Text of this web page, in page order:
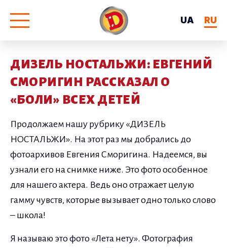
UA
RU
ДИЗЕЛЬ НОСТАЛЬЖИ: ЕВГЕНИЙ
СМОРИГИН РАССКАЗАЛ О
«БОЛИ» ВСЕХ ДЕТЕЙ
Продолжаем нашу рубрику «ДИЗЕЛЬ
НОСТАЛЬЖИ». На этот раз мы добрались до
фотоархивов Евгения Сморигина. Надеемся, вы
узнали его на снимке ниже. Это фото особенное
для нашего актера. Ведь оно отражает целую
гамму чувств, которые вызывает одно только слово
– школа!
Я называю это фото «Лета нету». Фотография